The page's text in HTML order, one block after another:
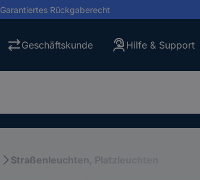
Garantiertes Rückgaberecht
Geschäftskunde Hilfe & Support
Straßenleuchten, Platzleuchten